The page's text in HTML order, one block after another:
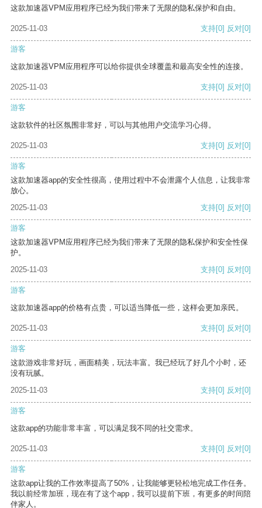
这款加速器VPM应用程序已经为我们带来了无限的隐私保护和自由。
2025-11-03 支持[0] 反对[0]
游客
这款加速器VPM应用程序可以给你提供全球覆盖和最高安全性的连接。
2025-11-03 支持[0] 反对[0]
游客
这款软件的社区氛围非常好，可以与其他用户交流学习心得。
2025-11-03 支持[0] 反对[0]
游客
这款加速器app的安全性很高，使用过程中不会泄露个人信息，让我非常
放心。
2025-11-03
支持[0] 反对[0]
游客
这款加速器VPM应用程序已经为我们带来了无限的隐私保护和安全性保
护。
2025-11-03
支持[0] 反对[0]
游客
这款加速器app的价格有点贵，可以适当降低一些，这样会更加亲民。
2025-11-03 支持[0] 反对[0]
游客
这款游戏非常好玩，画面精美，玩法丰富。我已经玩了好几个小时，还
没有玩腻。
2025-11-03
支持[0] 反对[0]
游客
这款app的功能非常丰富，可以满足我不同的社交需求。
2025-11-03 支持[0] 反对[0]
游客
这款app让我的工作效率提高了50%，让我能够更轻松地完成工作任务。
我以前经常加班，现在有了这个app，我可以提前下班，有更多的时间陪
伴家人。